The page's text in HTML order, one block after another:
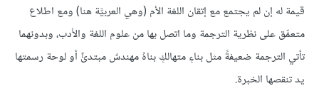
قيمة له إن لم يجتمع مع إتقان اللغة الأم (وهي العربيَّة هنا) ومع اطلاع
متعمِّق على نظرية الترجمة وما اتصل بها من علوم اللغة والأدب، وبدونهما
تأتي الترجمة ضعيفةً مثل بناءٍ متهالكٍ بناهُ مهندسٌ مبتدئٌ أو لوحة رسمتها
يد تنقصها الخبرة.